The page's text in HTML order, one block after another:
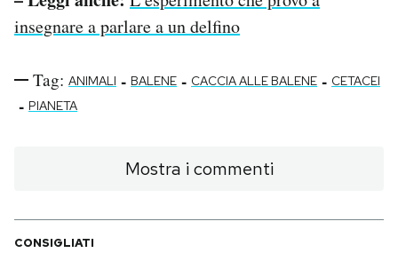
insegnare a parlare a un delfino
Tag: ANIMALI - BALENE - CACCIA ALLE BALENE - CETACEI
- PIANETA
Mostra i commenti
CONSIGLIATI